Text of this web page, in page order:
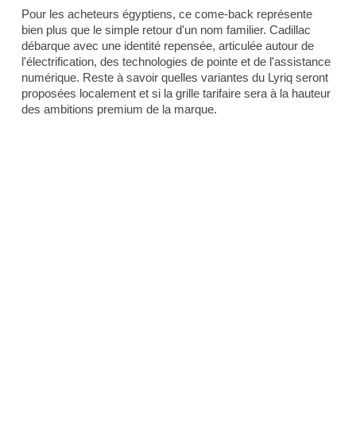
Pour les acheteurs égyptiens, ce come-back représente
bien plus que le simple retour d'un nom familier. Cadillac
débarque avec une identité repensée, articulée autour de
l'électrification, des technologies de pointe et de l'assistance
numérique. Reste à savoir quelles variantes du Lyriq seront
proposées localement et si la grille tarifaire sera à la hauteur
des ambitions premium de la marque.